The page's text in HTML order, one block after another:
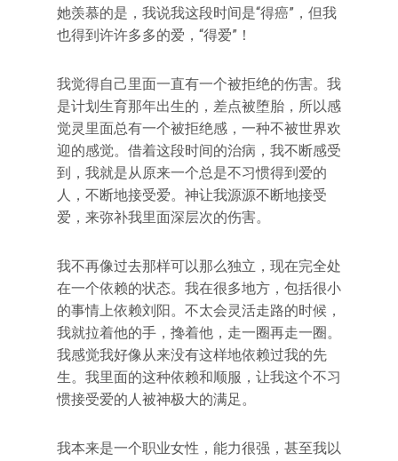
她羡慕的是，我说我这段时间是“得癌”，但我
也得到许许多多的爱，“得爱”！
我觉得自己里面一直有一个被拒绝的伤害。我
是计划生育那年出生的，差点被堕胎，所以感
觉灵里面总有一个被拒绝感，一种不被世界欢
迎的感觉。借着这段时间的治病，我不断感受
到，我就是从原来一个总是不习惯得到爱的
人，不断地接受爱。神让我源源不断地接受
爱，来弥补我里面深层次的伤害。
我不再像过去那样可以那么独立，现在完全处
在一个依赖的状态。我在很多地方，包括很小
的事情上依赖刘阳。不太会灵活走路的时候，
我就拉着他的手，搀着他，走一圈再走一圈。
我感觉我好像从来没有这样地依赖过我的先
生。我里面的这种依赖和顺服，让我这个不习
惯接受爱的人被神极大的满足。
我本来是一个职业女性，能力很强，甚至我以